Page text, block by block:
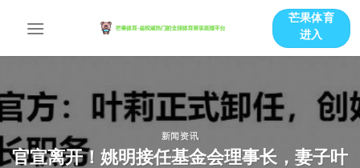
芒果体育
进入
新闻资讯
官宣离开！姚明接任基金会理事长，妻子叶